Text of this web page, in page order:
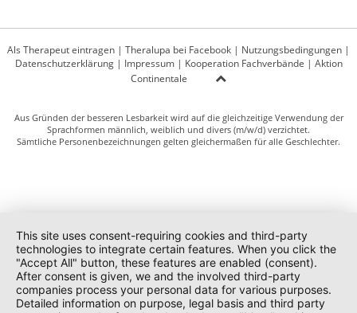
Als Therapeut eintragen | Theralupa bei Facebook | Nutzungsbedingungen |
Datenschutzerklärung| Impressum| Kooperation Fachverbände | Aktion
Continentale
Aus Gründen der besseren Lesbarkeit wird auf die gleichzeitige Verwendung der
Sprachformen männlich, weiblich und divers (m/w/d) verzichtet.
Sämtliche Personenbezeichnungen gelten gleichermaßen für alle Geschlechter.
This site uses consent-requiring cookies and third-party
technologies to integrate certain features. When you click the
"Accept All" button, these features are enabled (consent).
After consent is given, we and the involved third-party
companies process your personal data for various purposes.
Detailed information on purpose, legal basis and third party